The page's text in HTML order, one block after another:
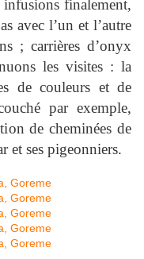
finalement,
avec l’un et l’autre
; carrières d’onyx
les visites : la
de couleurs et de
par exemple,
de cheminées de
et ses pigeonniers.